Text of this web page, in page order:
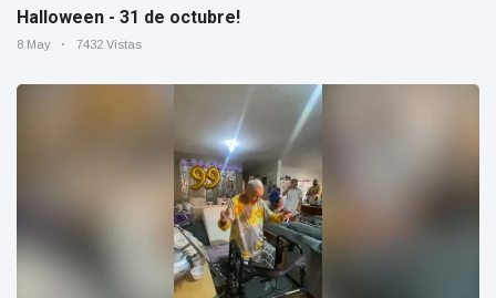
Halloween - 31 de octubre!
8 May 7432 Vistas